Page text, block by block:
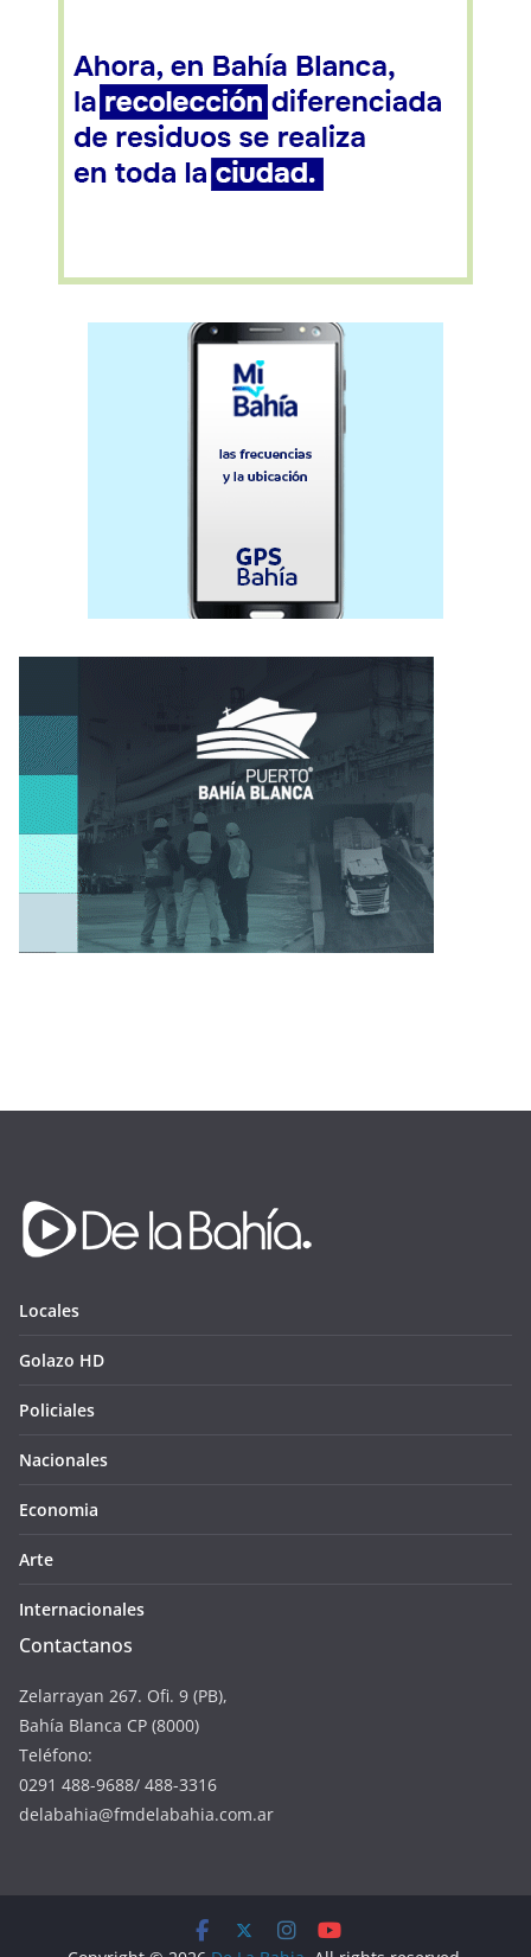
Locales
Golazo HD
Policiales
Nacionales
Economia
Arte
Internacionales
Contactanos
Zelarrayan 267. Ofi. 9 (PB),
Bahía Blanca CP (8000)
Teléfono:
0291 488-9688/ 488-3316
delabahia@fmdelabahia.com.ar